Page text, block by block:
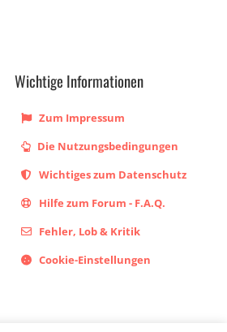
Wichtige Informationen
Zum Impressum
Die Nutzungsbedingungen
Wichtiges zum Datenschutz
Hilfe zum Forum - F.A.Q.
Fehler, Lob & Kritik
Cookie-Einstellungen